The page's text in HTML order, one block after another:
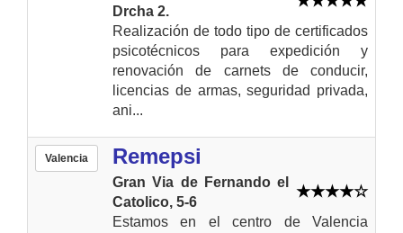
Drcha 2.
Realización de todo tipo de certificados
psicotécnicos para expedición y
renovación de carnets de conducir,
licencias de armas, seguridad privada,
ani...
Valencia Remepsi
Gran Via de Fernando el
Catolico, 5-6
Estamos en el centro de Valencia